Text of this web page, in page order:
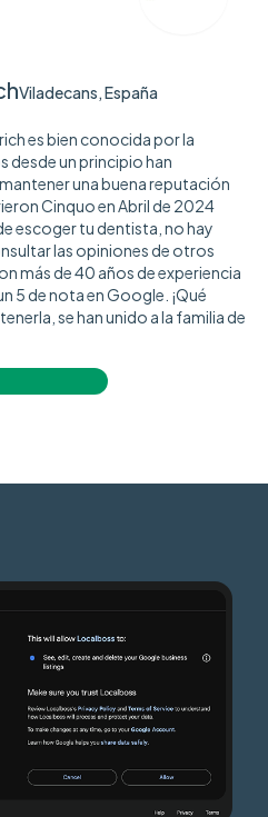
Viladecans, España
es bien conocida por la
desde un principio han
una buena reputación
Cinquo en Abril de 2024
escoger tu dentista, no hay
las opiniones de otros
más de 40 años de experiencia
5 de nota en Google. ¡Qué
se han unido a la familia de